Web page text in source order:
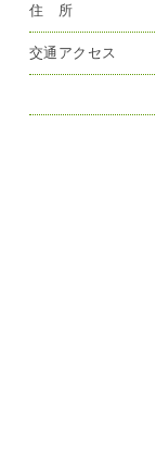
住 所
交通アクセス